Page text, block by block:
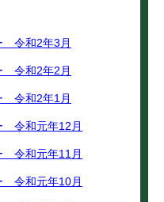
令和2年3月
令和2年2月
令和2年1月
令和元年12月
令和元年11月
令和元年10月